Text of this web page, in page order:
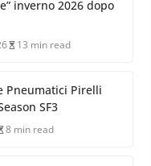
inverno 2026 dopo
13 min read
Pneumatici Pirelli
SF3
8 min read